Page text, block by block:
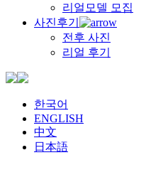
리얼모델 모집
사진후기
전후 사진
리얼 후기
한국어
ENGLISH
中文
日本語